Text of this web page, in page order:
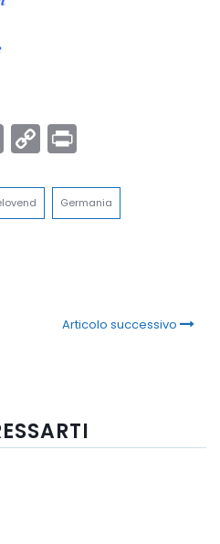
Email
Copy
Germania
Articolo successivo